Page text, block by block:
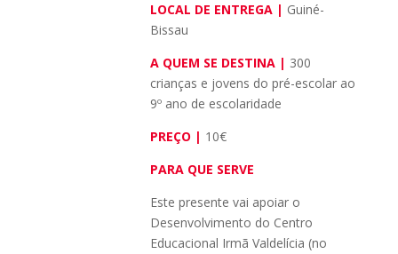
LOCAL DE ENTREGA | Guiné-
Bissau
A QUEM SE DESTINA | 300
crianças e jovens do pré-escolar ao
9º ano de escolaridade
PREÇO | 10€
PARA QUE SERVE
Este presente vai apoiar o
Desenvolvimento do Centro
Educacional Irmã Valdelícia (no